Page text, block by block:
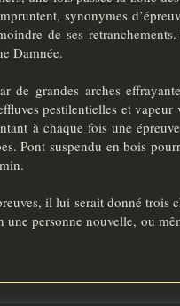
synonymes
de ses
Damnée.
de grandes arches
pestilentielles et
à chaque fois une
Pont suspendu en bois
il lui serait donné
personne nouvelle, ou